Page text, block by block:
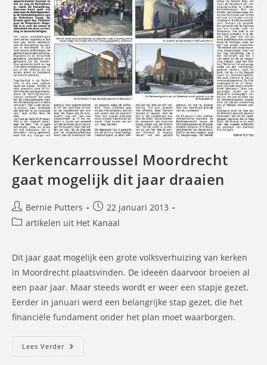
Kerkencarroussel Moordrecht
gaat mogelijk dit jaar draaien
Bericht
auteur:
Bernie Putters
Bericht
gepubliceerd
22 januari 2013
Berichtcategorie:
artikelen uit Het Kanaal
Dit jaar gaat mogelijk een grote volksverhuizing van kerken
in Moordrecht plaatsvinden. De ideeën daarvoor broeien al
een paar jaar. Maar steeds wordt er weer een stapje gezet.
Eerder in januari werd een belangrijke stap gezet, die het
financiële fundament onder het plan moet waarborgen.
Lees VerderKerkencarroussel